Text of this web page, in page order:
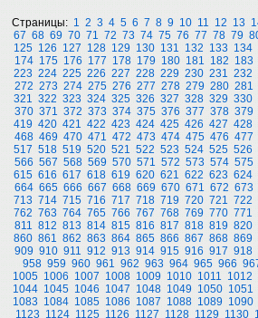
Страницы: 1 2 3 4 5 6 7 8 9 10 11 12 13
67 68 69 70 71 72 73 74 75 76 77 78 79
125 126 127 128 129 130 131 132 133 134
174 175 176 177 178 179 180 181 182 183
223 224 225 226 227 228 229 230 231 232
272 273 274 275 276 277 278 279 280 281
321 322 323 324 325 326 327 328 329 330
370 371 372 373 374 375 376 377 378 379
419 420 421 422 423 424 425 426 427 428
468 469 470 471 472 473 474 475 476 477
517 518 519 520 521 522 523 524 525 526
566 567 568 569 570 571 572 573 574 575
615 616 617 618 619 620 621 622 623 624
664 665 666 667 668 669 670 671 672 673
713 714 715 716 717 718 719 720 721 722
762 763 764 765 766 767 768 769 770 771
811 812 813 814 815 816 817 818 819 820
860 861 862 863 864 865 866 867 868 869
909 910 911 912 913 914 915 916 917 918
958 959 960 961 962 963 964 965 966
1005 1006 1007 1008 1009 1010 1011 1012
1044 1045 1046 1047 1048 1049 1050 1051
1083 1084 1085 1086 1087 1088 1089 1090
1123 1124 1125 1126 1127 1128 1129 1130